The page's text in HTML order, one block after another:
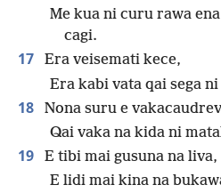
Me kua ni curu rawa
cagi.
17
Era veisemati kece,
Era kabi vata qai sega
18
Nona suru e
Qai vaka na kida ni
19
E tibi mai gusuna na liva,
E lidi mai kina na